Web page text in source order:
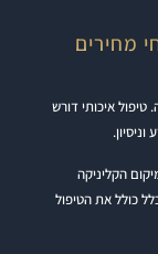
מחירים
טיפול איכותי דורש
הקליניקה
כולל את הטיפול